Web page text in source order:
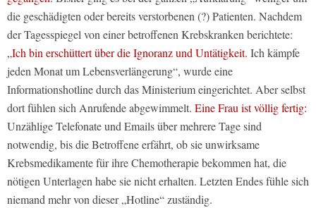
die geschädigten oder bereits verstorbenen (?) Patienten. Nachdem
der Tagesspiegel von einer betroffenen Krebskranken berichtete:
„Ich bin erschüttert über die Ignoranz und Untätigkeit. Ich kämpfe
jeden Monat um Lebensverlängerung“, wurde eine
Informationshotline durch das Ministerium eingerichtet. Aber selbst
dort fühlen sich Anrufende abgewimmelt. Eine Frau ist völlig fertig:
Unzählige Telefonate und Emails über mehrere Tage sind
notwendig, bis die Betroffene erfährt, ob sie unwirksame
Krebsmedikamente für ihre Chemotherapie bekommen hat, die
nötigen Unterlagen habe sie nicht erhalten. Letzten Endes fühle sich
niemand mehr von dieser „Hotline“ zuständig.